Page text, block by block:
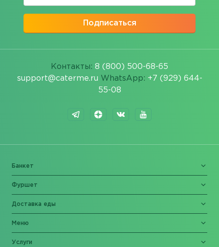
Подписаться
Контакты: 8 (800) 500-68-65
support@caterme.ru WhatsApp: +7 (929) 644-
55-08
Банкет
Фуршет
Доставка еды
Меню
Услуги